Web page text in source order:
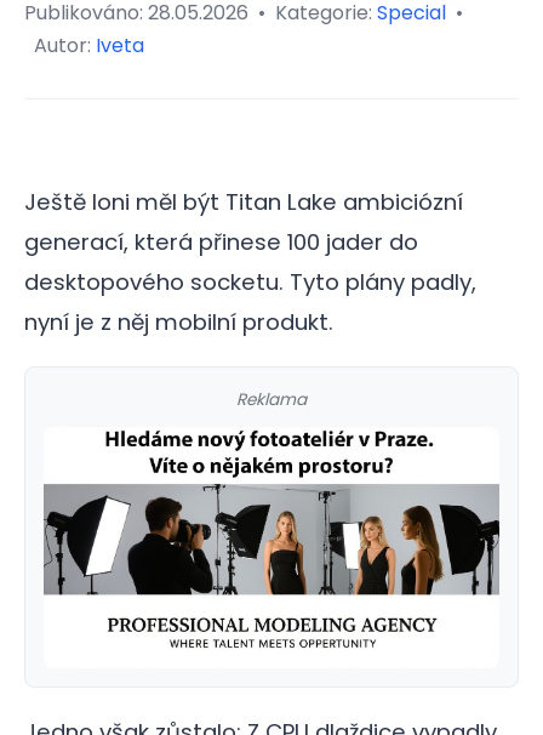
Publikováno: 28.05.2026 • Kategorie: Special •
Autor: Iveta
Ještě loni měl být Titan Lake ambiciózní
generací, která přinese 100 jader do
desktopového socketu. Tyto plány padly,
nyní je z něj mobilní produkt.
Reklama